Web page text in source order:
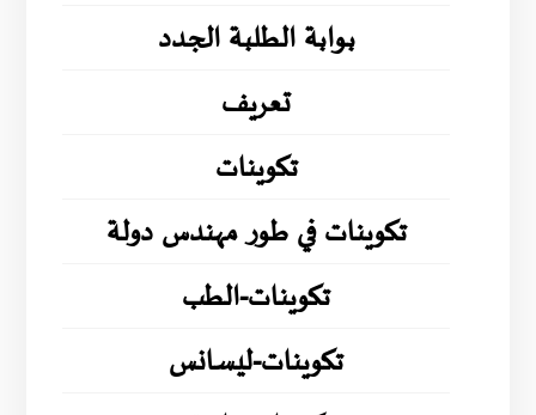
بوابة الطلبة الجدد
تعريف
تكوينات
تكوينات في طور مهندس دولة
تكوينات-الطب
تكوينات-ليسانس